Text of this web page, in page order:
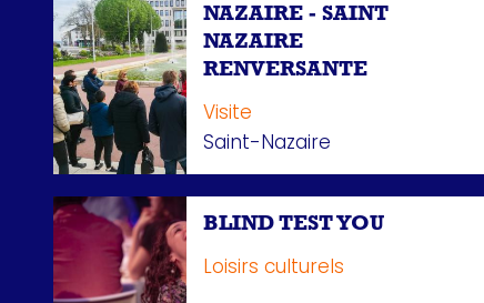
NAZAIRE - SAINT
NAZAIRE
RENVERSANTE
Visite
Saint-Nazaire
BLIND TEST YOU
Loisirs culturels